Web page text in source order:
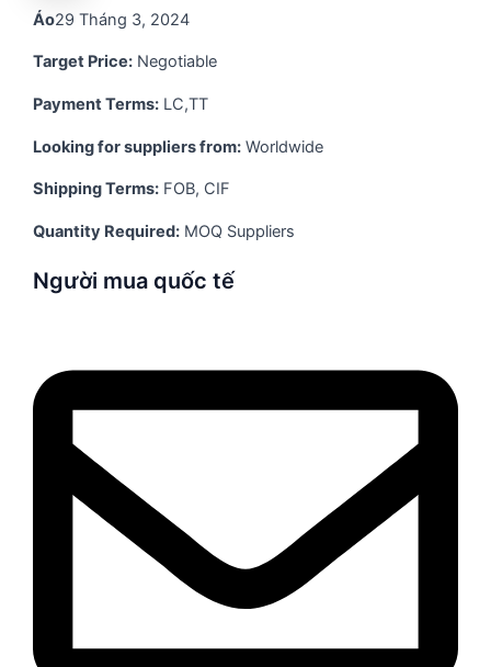
Áo29 Tháng 3, 2024
Target Price: Negotiable
Payment Terms: LC,TT
Looking for suppliers from: Worldwide
Shipping Terms: FOB, CIF
Quantity Required: MOQ Suppliers
Người mua quốc tế